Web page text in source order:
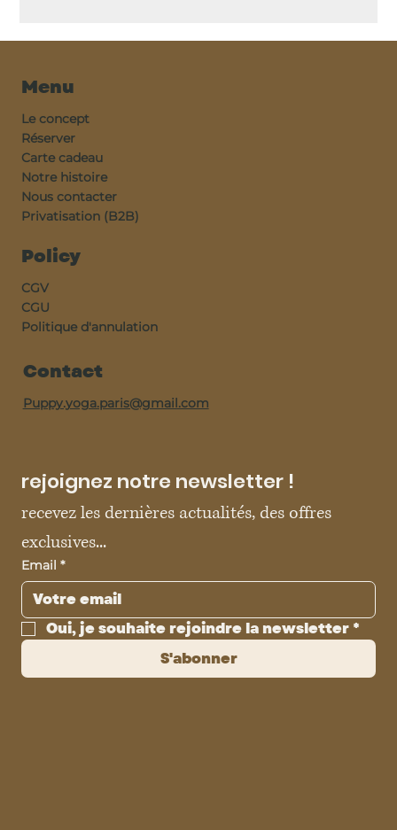
Menu
Le concept
Réserver
Carte cadeau
Notre histoire
Nous contacter
Privatisation (B2B)
Policy
CGV
CGU
Politique d'annulation
Contact
Puppy.yoga.paris@gmail.com
rejoignez notre newsletter !
recevez les dernières actualités, des offres
exclusives...
Email *
Oui, je souhaite rejoindre la newsletter *
S'abonner